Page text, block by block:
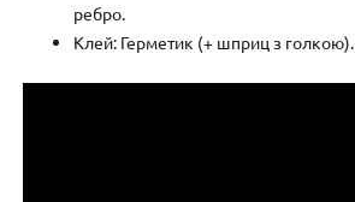
ребро.
Клей: Герметик (+ шприц з голкою).